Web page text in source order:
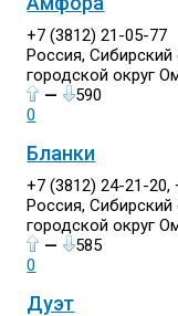
+7 (3812) 21-05-77
Россия,
городской округ
—
590
0
Бланки
+7 (3812) 24-21-20,
Россия,
городской округ
—
585
0
Дуэт